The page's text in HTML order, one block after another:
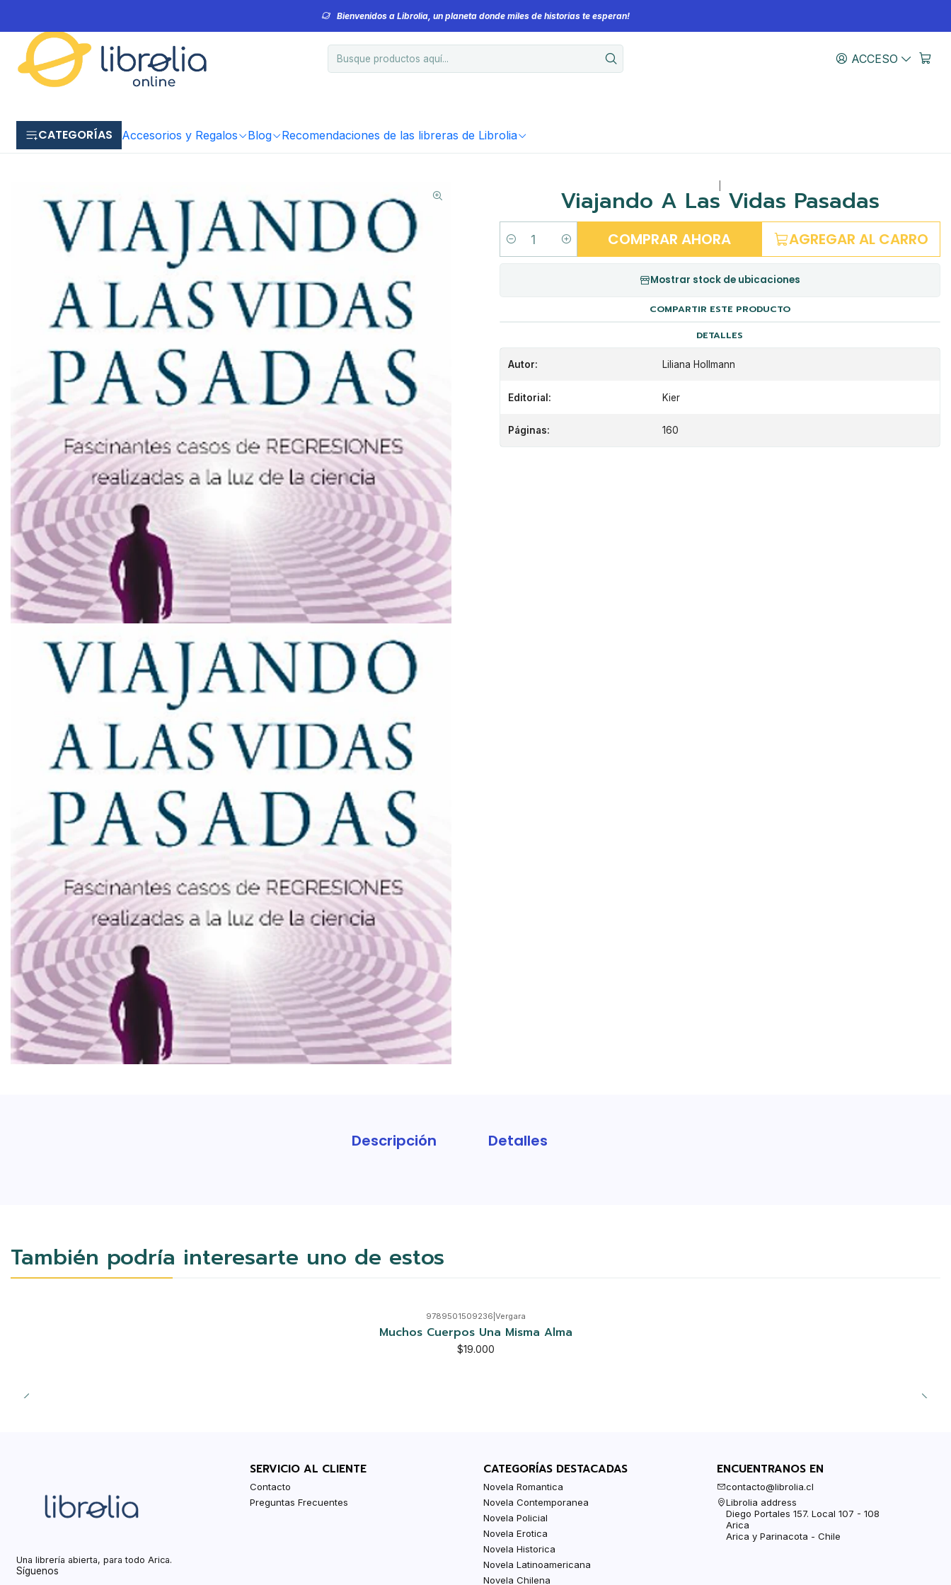
ACCESO
CATEGORÍAS Accesorios y Regalos Blog Recomendaciones de las libreras de Librolia
Bienvenidos a Librolia, un planeta donde miles de historias te esperan!
Viajando A Las Vidas Pasadas
Cantidad AGREGAR AL CARRO
COMPRAR AHORA
Mostrar stock de ubicaciones
COMPARTIR ESTE PRODUCTO
DETALLES
Autor: Liliana Hollmann
Editorial: Kier
Páginas: 160
Descripción Detalles
También podría interesarte uno de estos
9789501509236 Vergara
Muchos Cuerpos Una Misma Alma
$19.000
Una librería abierta, para todo Arica.
Síguenos
SERVICIO AL CLIENTE
Contacto
Preguntas Frecuentes
CATEGORÍAS DESTACADAS
Novela Romantica
Novela Contemporanea
Novela Policial
Novela Erotica
Novela Historica
Novela Latinoamericana
Novela Chilena
ENCUENTRANOS EN
contacto@librolia.cl
Librolia address
Diego Portales 157. Local 107 - 108
Arica
Arica y Parinacota - Chile